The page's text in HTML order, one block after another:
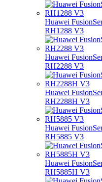
Huawei
RH1288 V3
Huawei
RH2288 V3
Huawei
RH2288H V3
Huawei
RH5885 V3
Huawei
RH5885H V3